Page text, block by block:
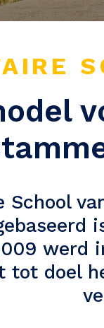
School
werd
tot doel